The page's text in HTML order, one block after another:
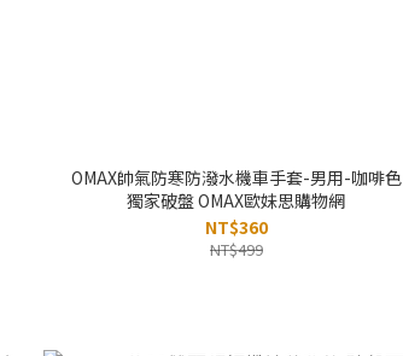
OMAX帥氣防寒防潑水機車手套-男用-咖啡色
獨家破盤 OMAX歐妹思購物網
NT$360
NT$499